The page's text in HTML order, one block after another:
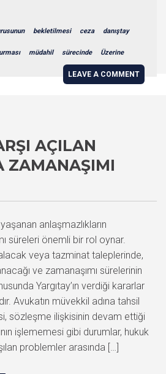
bekletilmesi ceza danıştay
müdahil sürecinde Üzerine
LEAVE A COMMENT
AÇILAN
ZAMANAŞIMI
anlaşmazlıkların
süreleri önemli bir rol oynar.
veya tazminat taleplerinde,
ve zamanaşımı sürelerinin
Yargıtay’ın verdiği kararlar
Avukatın müvekkil adına tahsil
sözleşme ilişkisinin devam ettiği
işlememesi gibi durumlar, hukuk
problemler arasında […]